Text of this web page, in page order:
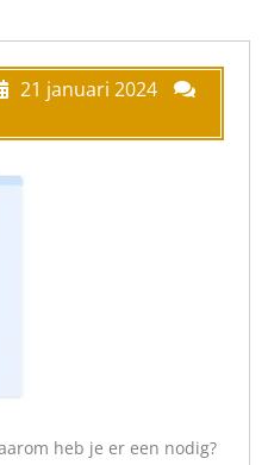
21 januari 2024
heb je er een nodig?